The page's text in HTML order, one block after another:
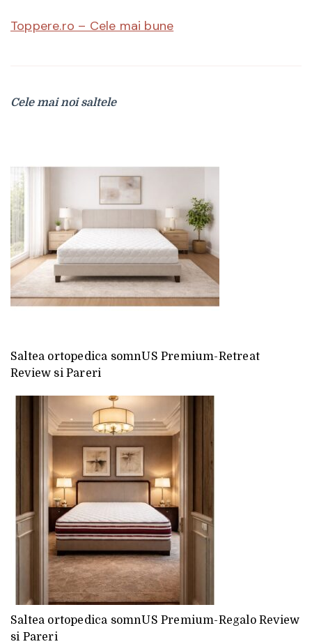
Toppere.ro – Cele mai bune
Cele mai noi saltele
Saltea ortopedica somnUS Premium-Retreat
Review si Pareri
Saltea ortopedica somnUS Premium-Regalo Review
si Pareri